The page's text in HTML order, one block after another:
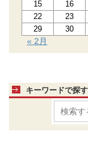
15
16
22
23
29
30
« 2月
キーワードで探す